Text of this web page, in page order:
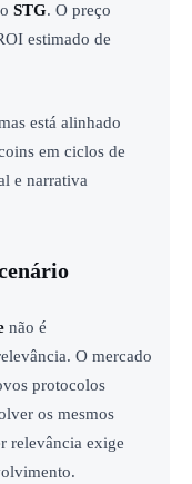
STG. O preço
estimado de
está alinhado
em ciclos de
e narrativa
não é
O mercado
protocolos
os mesmos
relevância exige